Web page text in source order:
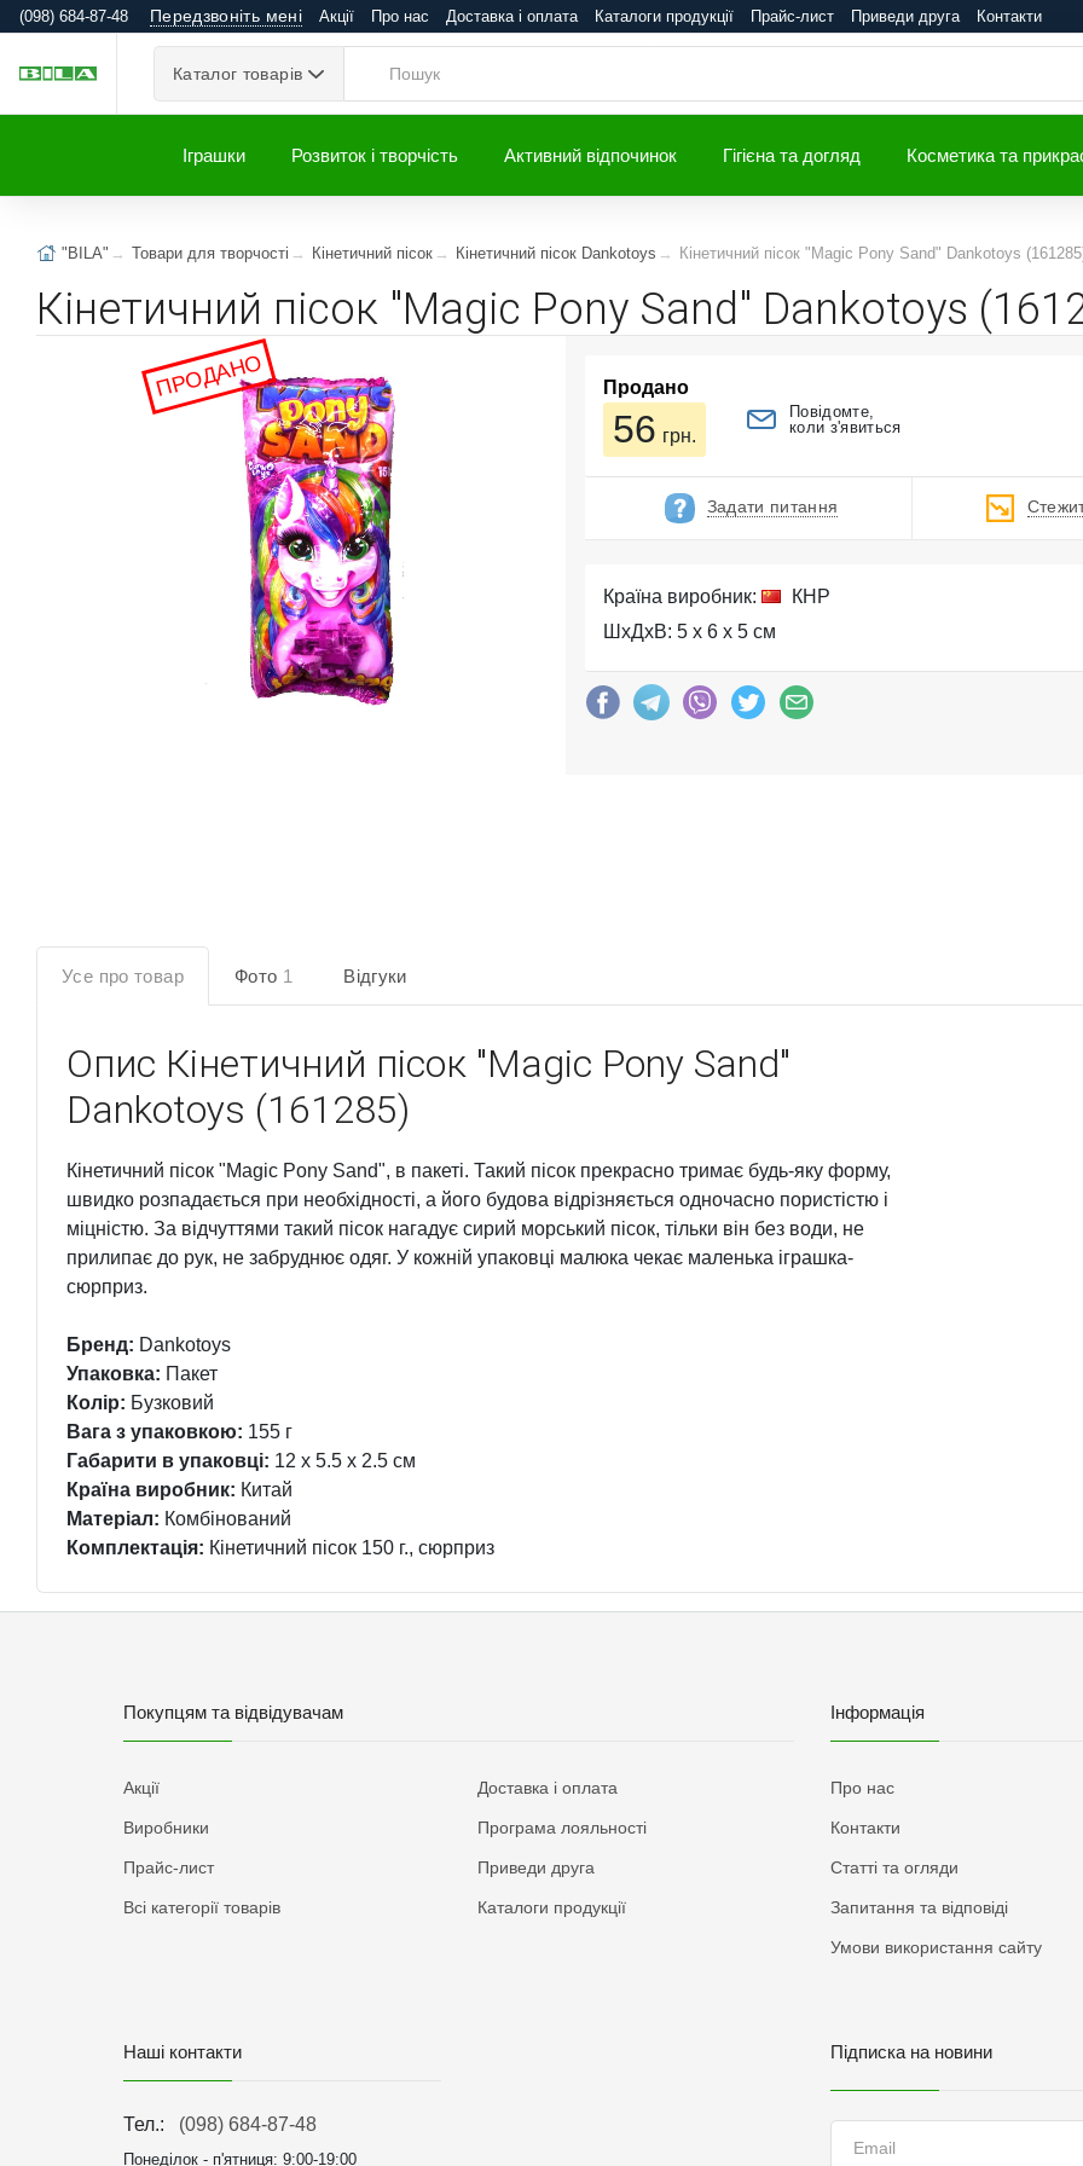
(098) 684-87-48 Передзвоніть мені Акції Про нас Доставка і оплата Каталоги продукції Прайс-лист Приведи друга Контакти
Каталог товарів
Іграшки Розвиток і творчість Активний відпочинок Гігієна та догляд Косметика та
"BILA" Товари для творчості Кінетичний пісок Кінетичний пісок Dankotoys Кінетичний пісок "Magic Pony Sand" Dankotoys
Кінетичний пісок "Magic Pony Sand" Dankotoys
ПРОДАНО Продано
56 грн.
Повідомте,
коли з'явиться
Задати питання
Країна виробник:
КНР
ШхДхВ: 5 x 6 x 5 см
Усе про товар Фото 1 Відгуки
Опис Кінетичний пісок "Magic Pony Sand"
Dankotoys (161285)
Кінетичний пісок "Magic Pony Sand", в пакеті. Такий пісок прекрасно тримає будь-яку форму,
швидко розпадається при необхідності, а його будова відрізняється одночасно пористістю і
міцністю. За відчуттями такий пісок нагадує сирий морський пісок, тільки він без води, не
прилипає до рук, не забруднює одяг. У кожній упаковці малюка чекає маленька іграшка-
сюрприз.
Бренд: Dankotoys
Упаковка: Пакет
Колір: Бузковий
Вага з упаковкою: 155 г
Габарити в упаковці: 12 x 5.5 x 2.5 см
Країна виробник: Китай
Матеріал: Комбінований
Комплектація: Кінетичний пісок 150 г., сюрприз
Покупцям та відвідувачам
Акції
Виробники
Прайс-лист
Всі категорії товарів
Доставка і оплата
Програма лояльності
Приведи друга
Каталоги продукції
Інформація
Про нас
Контакти
Статті та огляди
Запитання та відповіді
Умови використання сайту
Наші контакти
Тел.: (098) 684-87-48
Понеділок - п'ятниця: 9:00-19:00
Підписка на новини